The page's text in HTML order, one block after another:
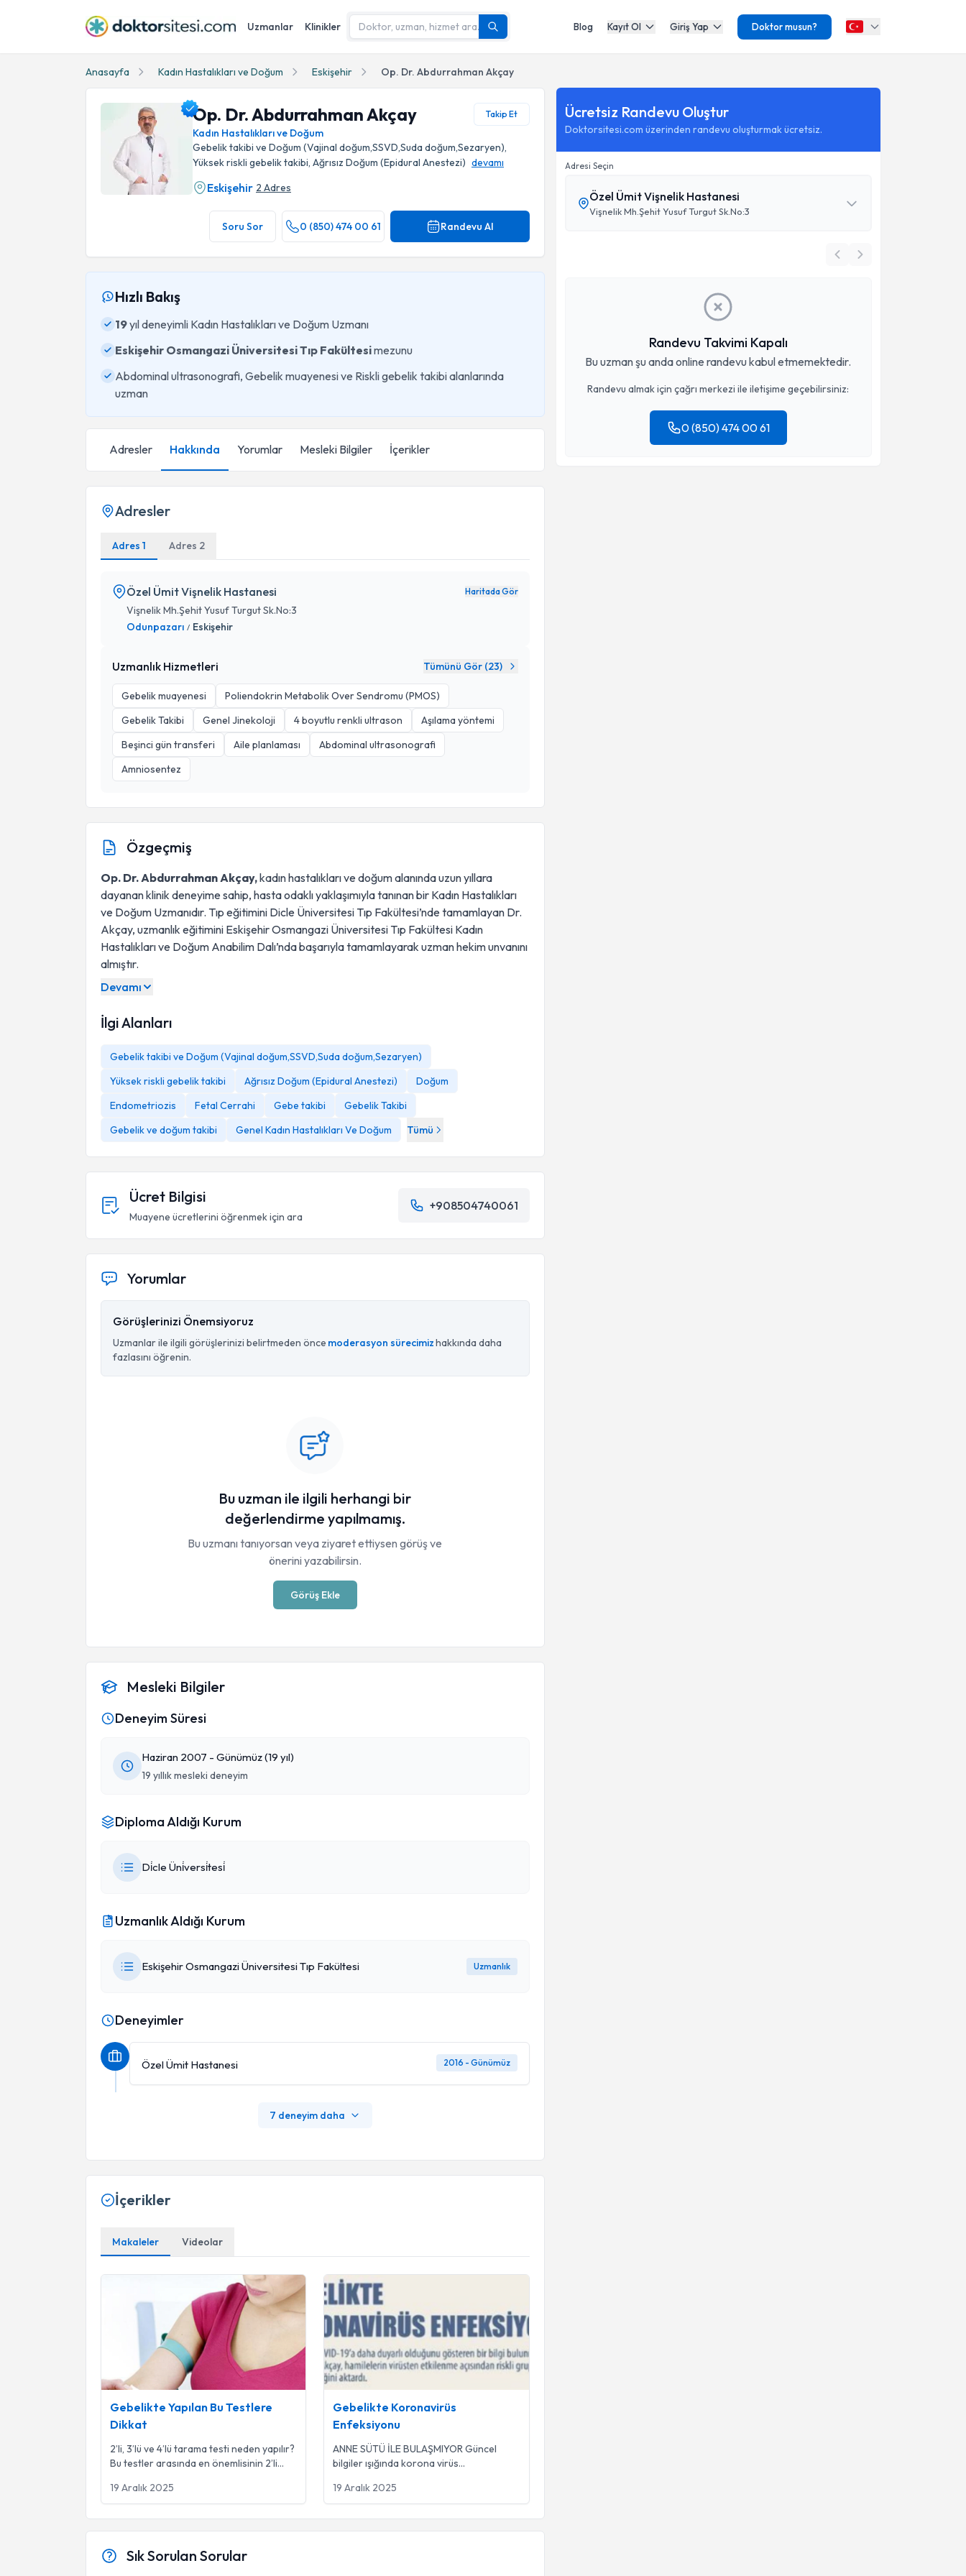
Uzmanlar Klinikler Blog Kayıt Ol Giriş Yap Doktor musun?
Anasayfa Kadın Hastalıkları ve Doğum Eskişehir Op. Dr. Abdurrahman Akçay
Op. Dr. Abdurrahman Akçay Takip Et
Kadın Hastalıkları ve Doğum
Gebelik takibi ve Doğum (Vajinal doğum,SSVD,Suda doğum,Sezaryen),
Yüksek riskli gebelik takibi, Ağrısız Doğum (Epidural Anestezi) devamı
Eskişehir 2 Adres
Soru Sor 0 (850) 474 00 61 Randevu Al
Hızlı Bakış
19yıl deneyimli Kadın Hastalıkları ve Doğum Uzmanı
Eskişehir Osmangazi Üniversitesi Tıp Fakültesimezunu
Abdominal ultrasonografi, Gebelik muayenesi ve Riskli gebelik takibi alanlarında
uzman
Adresler Hakkında Yorumlar Mesleki Bilgiler İçerikler
Adresler
Adres 1 Adres 2
Özel Ümit Vişnelik Hastanesi Haritada Gör
Vişnelik Mh.Şehit Yusuf Turgut Sk.No:3
Odunpazarı / Eskişehir
Uzmanlık Hizmetleri Tümünü Gör (23)
Gebelik muayenesi
Poliendokrin Metabolik Over Sendromu (PMOS)
Gebelik Takibi
Genel Jinekoloji 4 boyutlu renkli ultrason
Aşılama yöntemi
Beşinci gün transferi
Aile planlaması
Abdominal ultrasonografi
Amniosentez
Özgeçmiş
Op. Dr. Abdurrahman Akçay,kadın hastalıkları ve doğum alanında uzun yıllara
dayanan klinik deneyime sahip, hasta odaklı yaklaşımıyla tanınan bir Kadın Hastalıkları
ve Doğum Uzmanıdır. Tıp eğitimini Dicle Üniversitesi Tıp Fakültesi’nde tamamlayan Dr.
Akçay, uzmanlık eğitimini Eskişehir Osmangazi Üniversitesi Tıp Fakültesi Kadın
Hastalıkları ve Doğum Anabilim Dalı’nda başarıyla tamamlayarak uzman hekim unvanını
almıştır.
Devamı
İlgi Alanları
Gebelik takibi ve Doğum (Vajinal doğum,SSVD,Suda doğum,Sezaryen)
Yüksek riskli gebelik takibi
Ağrısız Doğum (Epidural Anestezi)
Doğum
Endometriozis
Fetal Cerrahi Gebe takibi
Gebelik Takibi
Gebelik ve doğum takibi
Genel Kadın Hastalıkları Ve Doğum Tümü
Ücret Bilgisi
Muayene ücretlerini öğrenmek için ara
+908504740061
Yorumlar
Görüşlerinizi Önemsiyoruz
Uzmanlar ile ilgili görüşlerinizi belirtmeden önce moderasyon sürecimizhakkında daha
fazlasını öğrenin.
Bu uzman ile ilgili herhangi bir
değerlendirme yapılmamış.
Bu uzmanı tanıyorsan veya ziyaret ettiysen görüş ve
önerini yazabilirsin.
Görüş Ekle
Mesleki Bilgiler
Deneyim Süresi
Haziran 2007 - Günümüz (19 yıl)
19 yıllık mesleki deneyim
Diploma Aldığı Kurum
Di̇cle Üni̇versi̇tesi̇
Uzmanlık Aldığı Kurum
Eskişehir Osmangazi Üniversitesi Tıp Fakültesi Uzmanlık
Deneyimler
Özel Ümit Hastanesi 2016 - Günümüz
7 deneyim daha
İçerikler
Makaleler Videolar
Gebelikte Yapılan Bu Testlere Dikkat
Gebelikte Yapılan Bu Testlere
Dikkat
2’li, 3’lü ve 4’lü tarama testi neden yapılır?
Bu testler arasında en önemlisinin 2’li
19 Aralık 2025
Gebelikte Koronavirüs Enfeksiyonu
Gebelikte Koronavirüs
Enfeksiyonu
ANNE SÜTÜ İLE BULAŞMIYOR Güncel
bilgiler ışığında korona virüs
19 Aralık 2025
Sık Sorulan Sorular
Ücretsiz Randevu Oluştur
Doktorsitesi.com üzerinden randevu oluşturmak ücretsiz.
Adresi Seçin
Özel Ümit Vişnelik Hastanesi
Vişnelik Mh.Şehit Yusuf Turgut Sk.No:3
Randevu Takvimi Kapalı
Bu uzman şu anda online randevu kabul etmemektedir.
Randevu almak için çağrı merkezi ile iletişime geçebilirsiniz:
0 (850) 474 00 61